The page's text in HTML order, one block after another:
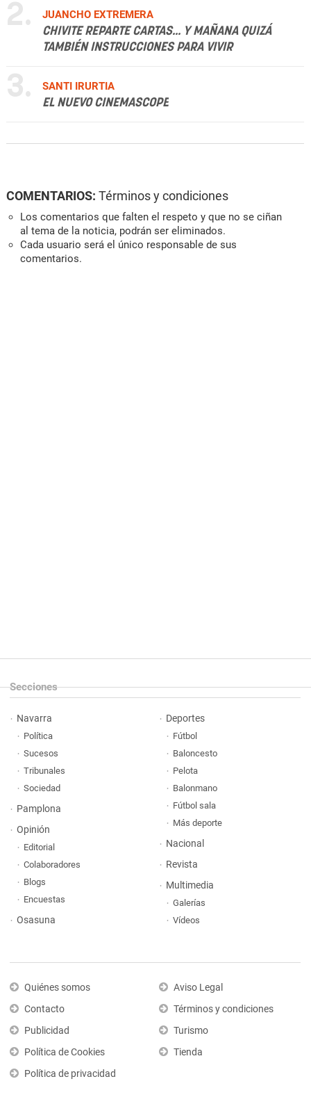
2.
JUANCHO EXTREMERA
CHIVITE REPARTE CARTAS... Y MAÑANA QUIZÁ
TAMBIÉN INSTRUCCIONES PARA VIVIR
3.
SANTI IRURTIA
EL NUEVO CINEMASCOPE
COMENTARIOS: Términos y condiciones
Los comentarios que falten el respeto y que no se ciñan
al tema de la noticia, podrán ser eliminados.
Cada usuario será el único responsable de sus
comentarios.
Secciones
Navarra
Política
Sucesos
Tribunales
Sociedad
Pamplona
Opinión
Editorial
Colaboradores
Blogs
Encuestas
Osasuna
Deportes
Fútbol
Baloncesto
Pelota
Balonmano
Fútbol sala
Más deporte
Nacional
Revista
Multimedia
Galerías
Vídeos
Quiénes somos
Contacto
Publicidad
Política de Cookies
Política de privacidad
Aviso Legal
Términos y condiciones
Turismo
Tienda